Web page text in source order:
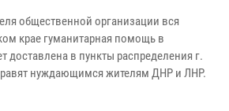
общественной организации вся
крае гуманитарная помощь в
доставлена в пункты распределения г.
нуждающимся жителям ДНР и ЛНР.